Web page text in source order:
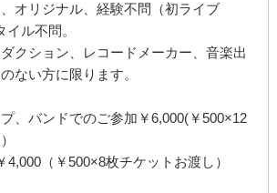
オリジナル、経験不問（初ライブ
ル不問。
クション、レコードメーカー、音楽出
ない方に限ります。
、バンドでのご参加￥6,000(￥500×12
（￥500×8枚チケットお渡し）